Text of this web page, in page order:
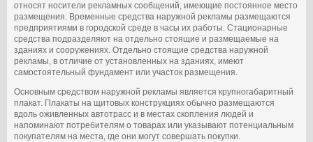
относят носители рекламных сообщений, имеющие постоянное место
размещения. Временные средства наружной рекламы размещаются
предприятиями в городской среде в часы их работы. Стационарные
средства подразделяют на отдельно стоящие и размещаемые на
зданиях и сооружениях. Отдельно стоящие средства наружной
рекламы, в отличие от установленных на зданиях, имеют
самостоятельный фундамент или участок размещения.
Основным средством наружной рекламы является крупногабаритный
плакат. Плакаты на щитовых конструкциях обычно размещаются
вдоль оживленных автотрасс и в местах скопления людей и
напоминают потребителям о товарах или указывают потенциальным
покупателям на места, где они могут совершать покупки.